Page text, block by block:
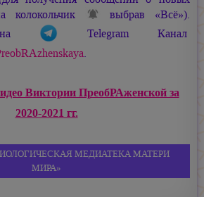
колокольчик
выбрав «Всё»).
на
Telegram Канал
.
Виктории ПреобРАженской за
2020-2021 гг.
МЕДИАТЕКА МАТЕРИ
МИРА»